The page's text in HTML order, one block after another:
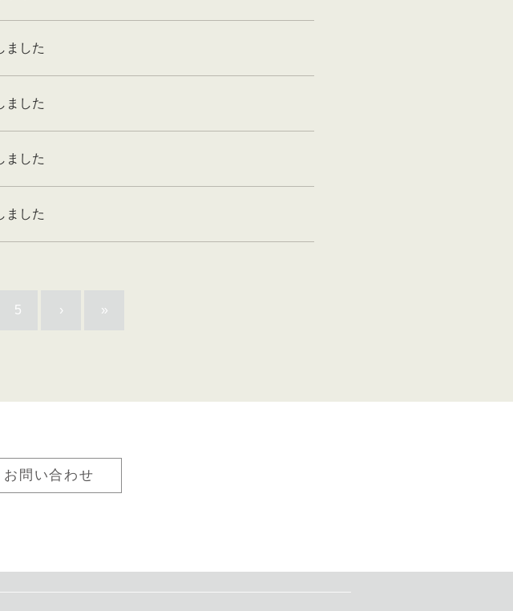
ました
ました
ました
ました
5 › »
問い合わせ